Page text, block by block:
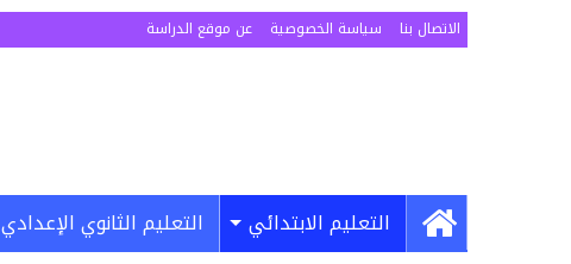
الاتصال بنا سياسة الخصوصية عن موقع الدراسة
التعليم الابتدائي التعليم الثانوي الإعدادي